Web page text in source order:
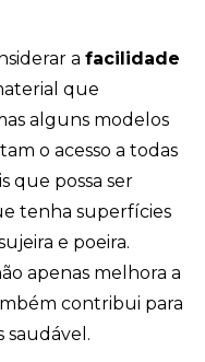
afacilidade
que
alguns modelos
o acesso a todas
que possa ser
tenha superfícies
e poeira.
apenas melhora a
contribui para
saudável.